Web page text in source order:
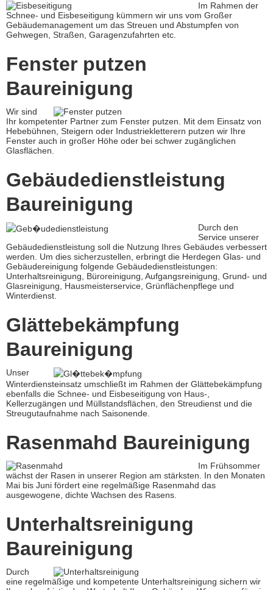
Im Rahmen der
Schnee- und Eisbeseitigung kümmern wir uns vom Großer
Gebäudemanagement um das Streuen und Abstumpfen von
Gehwegen, Straßen, Garagenzufahrten etc.
Fenster putzen
Baureinigung
Wir sind
Ihr kompetenter Partner zum Fenster putzen. Mit dem Einsatz von
Hebebühnen, Steigern oder Industriekletterern putzen wir Ihre
Fenster auch in großer Höhe oder bei schwer zugänglichen
Glasflächen.
Gebäudedienstleistung
Baureinigung
Durch den
Service unserer
Gebäudedienstleistung soll die Nutzung Ihres Gebäudes verbessert
werden. Um dies sicherzustellen, erbringt die Herdegen Glas- und
Gebäudereinigung folgende Gebäudedienstleistungen:
Unterhaltsreinigung, Büroreinigung, Aufgangsreinigung, Grund- und
Glasreinigung, Hausmeisterservice, Grünflächenpflege und
Winterdienst.
Glättebekämpfung
Baureinigung
Unser
Winterdiensteinsatz umschließt im Rahmen der Glättebekämpfung
ebenfalls die Schnee- und Eisbeseitigung von Haus-,
Kellerzugängen und Müllstandsflächen, den Streudienst und die
Streugutaufnahme nach Saisonende.
Rasenmahd Baureinigung
Im Frühsommer
wächst der Rasen in unserer Region am stärksten. In den Monaten
Mai bis Juni fördert eine regelmäßige Rasenmahd das
ausgewogene, dichte Wachsen des Rasens.
Unterhaltsreinigung
Baureinigung
Durch
eine regelmäßige und kompetente Unterhaltsreinigung sichern wir